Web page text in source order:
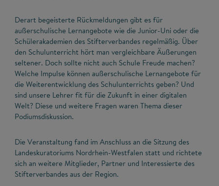
Derart begeisterte Rückmeldungen gibt es für
außerschulische Lernangebote wie die Junior-Uni oder die
Schülerakademien des Stifterverbandes regelmäßig. Über
den Schulunterricht hört man vergleichbare Äußerungen
seltener. Doch sollte nicht auch Schule Freude machen?
Welche Impulse können außerschulische Lernangebote für
die Weiterentwicklung des Schulunterrichts geben? Und
sind unsere Lehrer fit für die Zukunft in einer digitalen
Welt? Diese und weitere Fragen waren Thema dieser
Podiumsdiskussion.
Die Veranstaltung fand im Anschluss an die Sitzung des
Landeskuratoriums Nordrhein-Westfalen statt und richtete
sich an weitere Mitglieder, Partner und Interessierte des
Stifterverbandes aus der Region.